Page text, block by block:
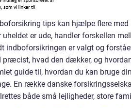
tips kan hjælpe flere med
uheldet er ude, handler forskellen
indboforsikringen er valgt og
præcist, hvad den dækker, og
guide til, hvordan du kan bruge
En række danske
både små lejligheder, store